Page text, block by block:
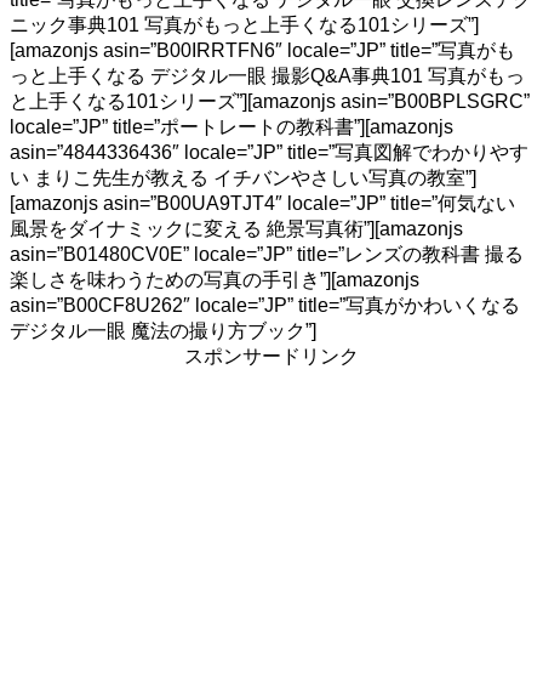
ニック事典101 写真がもっと上手くなる101シリーズ”]
[amazonjs asin=”B00IRRTFN6″ locale=”JP” title=”写真がも
っと上手くなる デジタル一眼 撮影Q&A事典101 写真がもっ
と上手くなる101シリーズ”][amazonjs asin=”B00BPLSGRC”
locale=”JP” title=”ポートレートの教科書”][amazonjs
asin=”4844336436″ locale=”JP” title=”写真図解でわかりやす
い まりこ先生が教える イチバンやさしい写真の教室”]
[amazonjs asin=”B00UA9TJT4″ locale=”JP” title=”何気ない
風景をダイナミックに変える 絶景写真術”][amazonjs
asin=”B01480CV0E” locale=”JP” title=”レンズの教科書 撮る
楽しさを味わうための写真の手引き”][amazonjs
asin=”B00CF8U262″ locale=”JP” title=”写真がかわいくなる
デジタル一眼 魔法の撮り方ブック”]
スポンサードリンク